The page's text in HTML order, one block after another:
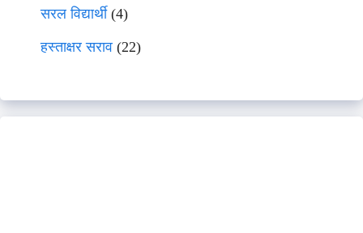
सरल विद्यार्थी(4)
हस्ताक्षर सराव (22)